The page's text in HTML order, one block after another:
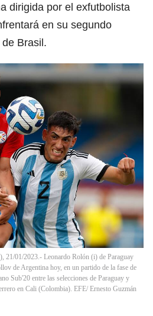
dirigida por el exfutbolista
en su segundo
Brasil.
01/2023.- Leonardo Rolón (i) de Paraguay
de Argentina hoy, en un partido de la fase de
Sub'20 entre las selecciones de Paraguay y
en Cali (Colombia). EFE/ Ernesto Guzmán